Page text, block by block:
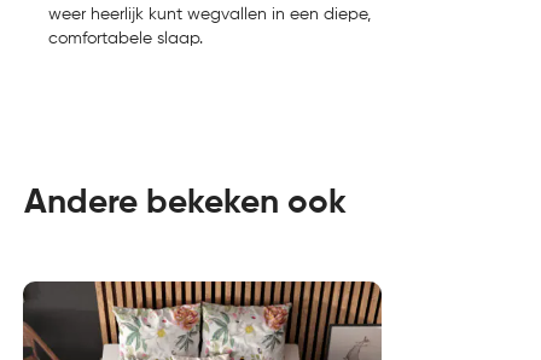
weer heerlijk kunt wegvallen in een diepe,
comfortabele slaap.
Andere bekeken ook